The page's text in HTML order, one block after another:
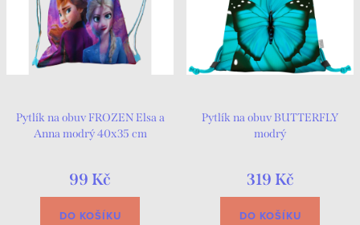
Pytlík na obuv FROZEN Elsa a
Anna modrý 40x35 cm
99 Kč
DO KOŠÍKU
Pytlík na obuv BUTTERFLY
modrý
319 Kč
DO KOŠÍKU